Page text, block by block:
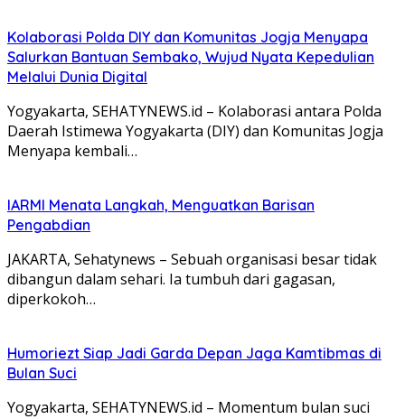
Kolaborasi Polda DIY dan Komunitas Jogja Menyapa
Salurkan Bantuan Sembako, Wujud Nyata Kepedulian
Melalui Dunia Digital
Yogyakarta, SEHATYNEWS.id – Kolaborasi antara Polda
Daerah Istimewa Yogyakarta (DIY) dan Komunitas Jogja
Menyapa kembali…
IARMI Menata Langkah, Menguatkan Barisan
Pengabdian
JAKARTA, Sehatynews – Sebuah organisasi besar tidak
dibangun dalam sehari. Ia tumbuh dari gagasan,
diperkokoh…
Humoriezt Siap Jadi Garda Depan Jaga Kamtibmas di
Bulan Suci
Yogyakarta, SEHATYNEWS.id – Momentum bulan suci